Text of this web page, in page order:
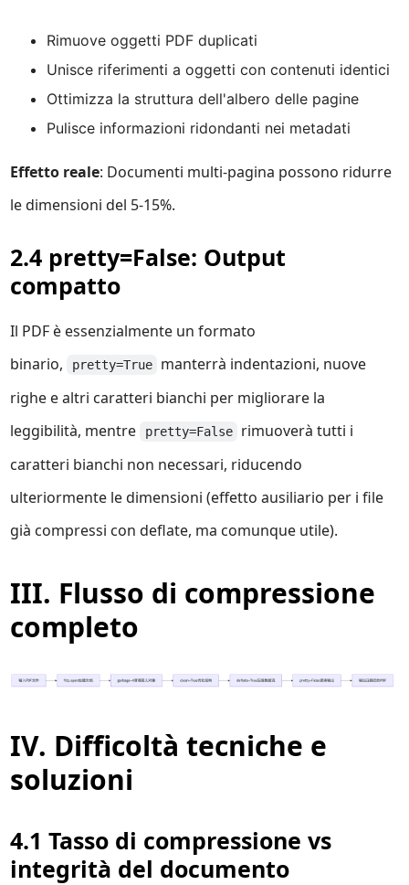
Rimuove oggetti PDF duplicati
Unisce riferimenti a oggetti con contenuti identici
Ottimizza la struttura dell'albero delle pagine
Pulisce informazioni ridondanti nei metadati
Effetto reale: Documenti multi-pagina possono ridurre
le dimensioni del 5-15%.
2.4 pretty=False: Output
compatto
Il PDF è essenzialmente un formato
binario,
pretty=True
manterrà indentazioni, nuove
righe e altri caratteri bianchi per migliorare la
leggibilità, mentre
pretty=False
rimuoverà tutti i
caratteri bianchi non necessari, riducendo
ulteriormente le dimensioni (effetto ausiliario per i file
già compressi con deflate, ma comunque utile).
III. Flusso di compressione
completo
IV. Difficoltà tecniche e
soluzioni
4.1 Tasso di compressione vs
integrità del documento